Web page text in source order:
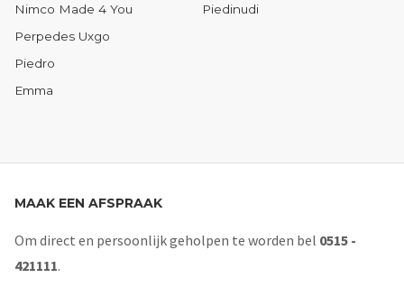
Nimco Made 4 You
Perpedes Uxgo
Piedro
Emma
Piedinudi
MAAK EEN AFSPRAAK
Om direct en persoonlijk geholpen te worden bel 0515 -
421111.